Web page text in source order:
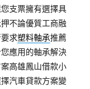
支票擁有選擇具
不論優質工商融
求塑料軸承推薦
應用的軸承解決
高雄鳳山借款小
汽車貸款方案變